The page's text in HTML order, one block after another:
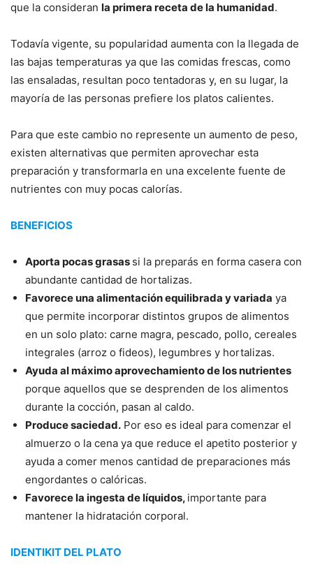
que la consideran la primera receta de la humanidad.
Todavía vigente, su popularidad aumenta con la llegada de
las bajas temperaturas ya que las comidas frescas, como
las ensaladas, resultan poco tentadoras y, en su lugar, la
mayoría de las personas prefiere los platos calientes.
Para que este cambio no represente un aumento de peso,
existen alternativas que permiten aprovechar esta
preparación y transformarla en una excelente fuente de
nutrientes con muy pocas calorías.
BENEFICIOS
Aporta pocas grasas si la preparás en forma casera con
abundante cantidad de hortalizas.
Favorece una alimentación equilibrada y variada ya
que permite incorporar distintos grupos de alimentos
en un solo plato: carne magra, pescado, pollo, cereales
integrales (arroz o fideos), legumbres y hortalizas.
Ayuda al máximo aprovechamiento de los nutrientes
porque aquellos que se desprenden de los alimentos
durante la cocción, pasan al caldo.
Produce saciedad. Por eso es ideal para comenzar el
almuerzo o la cena ya que reduce el apetito posterior y
ayuda a comer menos cantidad de preparaciones más
engordantes o calóricas.
Favorece la ingesta de líquidos, importante para
mantener la hidratación corporal.
IDENTIKIT DEL PLATO